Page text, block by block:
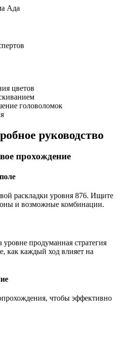
Ада
цветов
головоломок
руководство
прохождение
раскладки уровня 876. Ищите
и возможные комбинации.
продуманная стратегия
как каждый ход влияет на
чтобы эффективно